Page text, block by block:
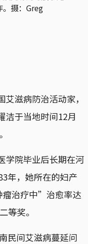
摄：Greg
滋病防治活动家，
于当地时间12月
学院毕业后长期在河
年，她所在的妇产
治疗中”治愈率达
等奖。
民间艾滋病蔓延问